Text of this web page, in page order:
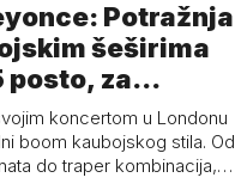
Potražnja
šeširima
posto, za
53 p…
koncertom u Londonu
boom kaubojskog stila. Od
do traper kombinacija,…